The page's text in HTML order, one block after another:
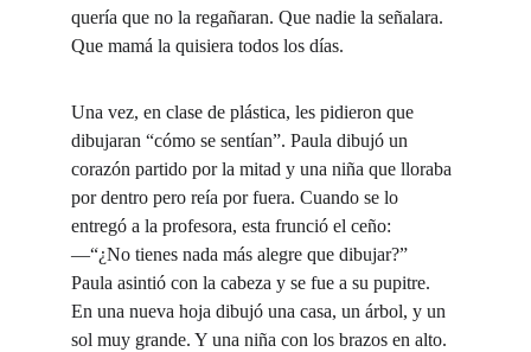
quería que no la regañaran. Que nadie la señalara.
Que mamá la quisiera todos los días.
Una vez, en clase de plástica, les pidieron que
dibujaran “cómo se sentían”. Paula dibujó un
corazón partido por la mitad y una niña que lloraba
por dentro pero reía por fuera. Cuando se lo
entregó a la profesora, esta frunció el ceño:
—“¿No tienes nada más alegre que dibujar?”
Paula asintió con la cabeza y se fue a su pupitre.
En una nueva hoja dibujó una casa, un árbol, y un
sol muy grande. Y una niña con los brazos en alto.